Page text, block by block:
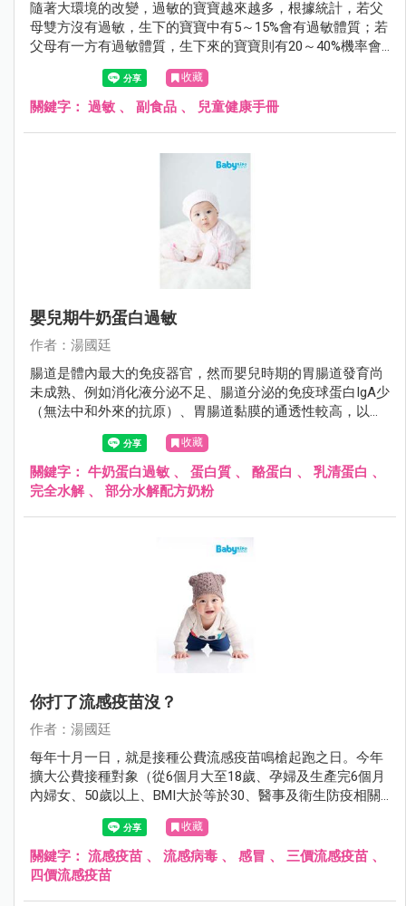
隨著大環境的改變，過敏的寶寶越來越多，根據統計，若父
母雙方沒有過敏，生下的寶寶中有5～15%會有過敏體質；若
父母有一方有過敏體質，生下來的寶寶則有20～40%機率會
有過敏體質；若父母雙方都有過敏體質，生下的寶寶過敏的
機會則大增到40～80%。 收藏
關鍵字： 過敏 、 副食品 、 兒童健康手冊
嬰兒期牛奶蛋白過敏
作者：湯國廷
腸道是體內最大的免疫器官，然而嬰兒時期的胃腸道發育尚
未成熟、例如消化液分泌不足、腸道分泌的免疫球蛋白IgA少
（無法中和外來的抗原）、胃腸道黏膜的通透性較高，以上
的種種因素造成外來的過敏原很容易透過腸黏膜進入人體，
誘發過敏反應。
收藏
關鍵字： 牛奶蛋白過敏 、 蛋白質 、 酪蛋白 、 乳清蛋白 、
完全水解、 部分水解配方奶粉
你打了流感疫苗沒？
作者：湯國廷
每年十月一日，就是接種公費流感疫苗鳴槍起跑之日。今年
擴大公費接種對象（從6個月大至18歲、孕婦及生產完6個月
內婦女、50歲以上、BMI大於等於30、醫事及衛生防疫相關
人員、禽畜業及動物防疫相關人員、重大傷病患者、居住於
安養院等長期機構者、罕見疾病者），希望藉由擴大接種，
減少即將而來的流感威脅。
收藏
關鍵字： 流感疫苗 、 流感病毒 、 感冒 、 三價流感疫苗 、
四價流感疫苗